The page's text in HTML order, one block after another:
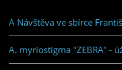
A Návštěva ve sbírce
A. myriostigma "ZEBRA" -